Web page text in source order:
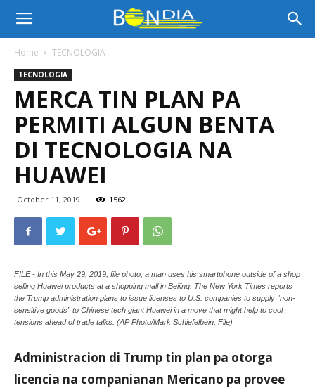
Bon
Dia
Aruba
Aruba
Home TECNOLOGIA
TECNOLOGIA
MERCA TIN PLAN PA
PERMITI ALGUN BENTA
DI TECNOLOGIA NA
HUAWEI
October 11, 2019 1562
FILE - In this May 29, 2019, file photo, a man uses his smartphone outside of a shop
selling Huawei products at a shopping mall in Beijing. The New York Times reports
the Trump administration plans to issue licenses to U.S. companies to supply “non-
sensitive goods” to Chinese tech giant Huawei in a move that might help to cool
tensions ahead of trade talks. (AP Photo/Mark Schiefelbein, File)
Administracion di Trump tin plan pa otorga
licencia na companianan Mericano pa provee